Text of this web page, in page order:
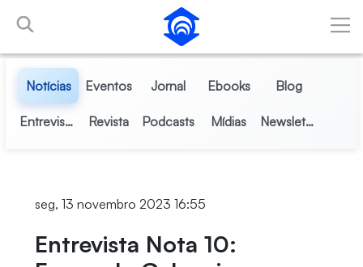
Pular para o Conteúdo principal
Notícias Eventos Jornal Ebooks Blog
Entrevistas Revista Podcasts Mídias Newsletter
seg, 13 novembro 2023 16:55
Entrevista Nota 10: